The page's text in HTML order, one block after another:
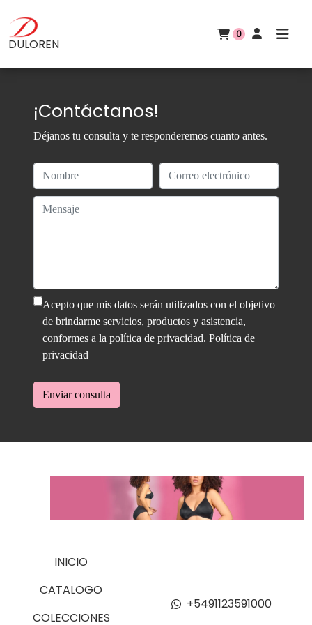
DULOREN
0
¡Contáctanos!
Déjanos tu consulta y te responderemos cuanto antes.
Acepto que mis datos serán utilizados con el objetivo
de brindarme servicios, productos y asistencia,
conformes a la política de privacidad. Política de
privacidad
Enviar consulta
INICIO
CATALOGO
COLECCIONES
+5491123591000